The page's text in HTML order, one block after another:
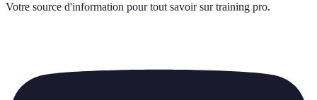
Votre source d'information pour tout savoir sur training pro.